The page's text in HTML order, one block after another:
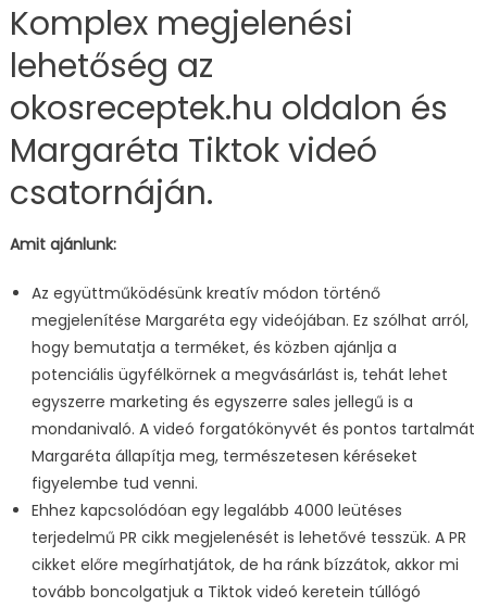
Komplex megjelenési
lehetőség az
okosreceptek.hu oldalon és
Margaréta Tiktok videó
csatornáján.
Amit ajánlunk:
Az együttműködésünk kreatív módon történő
megjelenítése Margaréta egy videójában. Ez szólhat arról,
hogy bemutatja a terméket, és közben ajánlja a
potenciális ügyfélkörnek a megvásárlást is, tehát lehet
egyszerre marketing és egyszerre sales jellegű is a
mondanivaló. A videó forgatókönyvét és pontos tartalmát
Margaréta állapítja meg, természetesen kéréseket
figyelembe tud venni.
Ehhez kapcsolódóan egy legalább 4000 leütéses
terjedelmű PR cikk megjelenését is lehetővé tesszük. A PR
cikket előre megírhatjátok, de ha ránk bízzátok, akkor mi
tovább boncolgatjuk a Tiktok videó keretein túllógó